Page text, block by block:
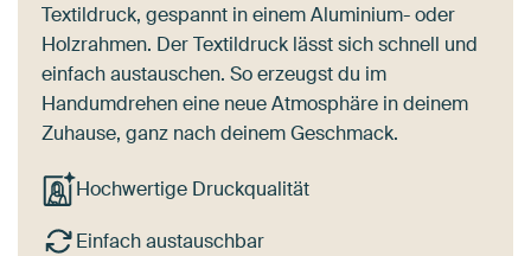
Textildruck, gespannt in einem Aluminium- oder
Holzrahmen. Der Textildruck lässt sich schnell und
einfach austauschen. So erzeugst du im
Handumdrehen eine neue Atmosphäre in deinem
Zuhause, ganz nach deinem Geschmack.
Hochwertige Druckqualität
Einfach austauschbar